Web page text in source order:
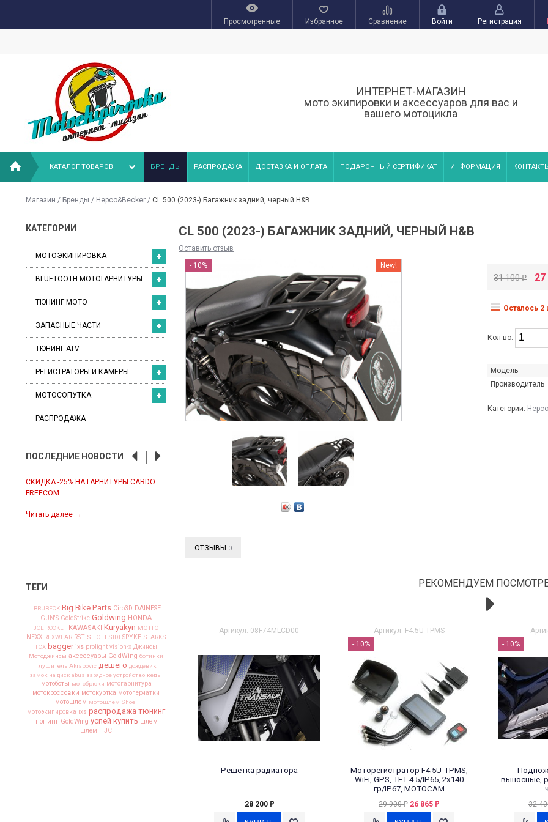
Просмотренные Избранное Сравнение Войти Регистрация
ИНТЕРНЕТ-МАГАЗИН
мото экипировки и аксессуаров для вас и
вашего мотоцикла
КАТАЛОГ ТОВАРОВ БРЕНДЫ РАСПРОДАЖА ДОСТАВКА И ОПЛАТА ПОДАРОЧНЫЙ СЕРТИФИКАТ ИНФОРМАЦИЯ
Магазин / Бренды / Hepco&Becker / CL 500 (2023-) Багажник задний, черный H&B
КАТЕГОРИИ
МОТОЭКИПИРОВКА
BLUETOOTH МОТОГАРНИТУРЫ
ТЮНИНГ МОТО
ЗАПАСНЫЕ ЧАСТИ
ТЮНИНГ ATV
РЕГИСТРАТОРЫ И КАМЕРЫ
МОТОСОПУТКА
РАСПРОДАЖА
ПОСЛЕДНИЕ НОВОСТИ
СКИДКА -25% НА ГАРНИТУРЫ CARDO
FREECOM
Читать далее →
ЭКИПИРОВКА IXS ПЕРВАЯ ПОСТАВКА
GOLGSTRIKE НА СКЛАДЕ!
ТЕГИ
BRUBECK Big Bike Parts Ciro3D DAINESE
GUN'S GoldStrike Goldwing HONDA
JOE ROCKET KAWASAKI Kuryakyn MOTTO
NEXX REXWEAR RST SHOEI SIDI SPYKE STARKS
TCX bagger ixs prolight vision-x Джинсы
Мотоджинсы аксессуары GoldWing ботинки
глушитель Akrapovic дешего дождевик
замок на диск abus зарядное устройство кеды
мотоботы мотобрюки мотогарнитура
мотокроссовки мотокуртка мотоперчатки
мотошлем мотошлем Shoei
мотоэкипировка ixs распродажа тюнинг
тюнинг GoldWing успей купить шлем
шлем HJC
CL 500 (2023-) БАГАЖНИК ЗАДНИЙ, ЧЕРНЫЙ H&B
Оставить отзыв
- 10%
New!
31 100₽ 27
Осталось 2
Кол-во:
Модель
Производитель
Категории:
ОТЗЫВЫ 0
РЕКОМЕНДУЕМ
Артикул: 08F74MLCD00
Решетка радиатора
28 200 ₽
Артикул: F4.5U-TPMS
- 10%
Моторегистратор F4.5U-TPMS,
WiFi, GPS, TFT-4.5/IP65, 2x140
гр/IP67, MOTOCAM
29 900₽ 26 865 ₽
- 10%
выносные,
32